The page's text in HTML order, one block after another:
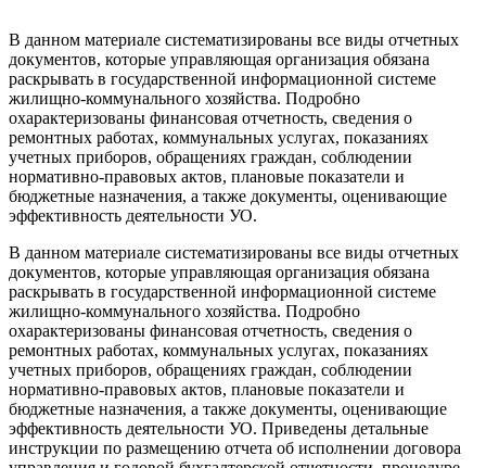
В данном материале систематизированы все виды отчетных
документов, которые управляющая организация обязана
раскрывать в государственной информационной системе
жилищно-коммунального хозяйства. Подробно
охарактеризованы финансовая отчетность, сведения о
ремонтных работах, коммунальных услугах, показаниях
учетных приборов, обращениях граждан, соблюдении
нормативно-правовых актов, плановые показатели и
бюджетные назначения, а также документы, оценивающие
эффективность деятельности УО.
В данном материале систематизированы все виды отчетных
документов, которые управляющая организация обязана
раскрывать в государственной информационной системе
жилищно-коммунального хозяйства. Подробно
охарактеризованы финансовая отчетность, сведения о
ремонтных работах, коммунальных услугах, показаниях
учетных приборов, обращениях граждан, соблюдении
нормативно-правовых актов, плановые показатели и
бюджетные назначения, а также документы, оценивающие
эффективность деятельности УО. Приведены детальные
инструкции по размещению отчета об исполнении договора